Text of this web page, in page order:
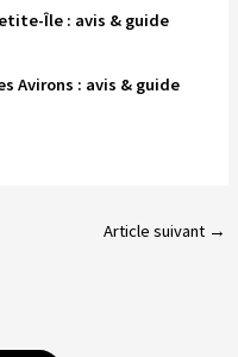
Île : avis & guide
Avirons : avis & guide
Article suivant →